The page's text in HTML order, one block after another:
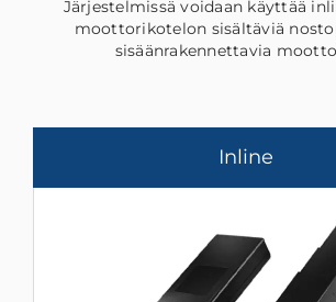
Järjestelmissä voidaan käyttää
moottorikotelon sisältäviä
sisäänrakennettavia
Inline